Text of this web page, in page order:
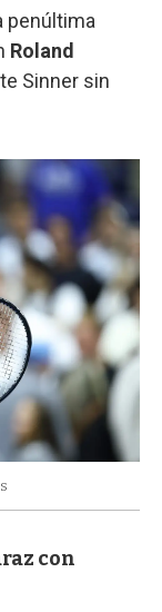
penúltima
Roland
Sinner sin
con